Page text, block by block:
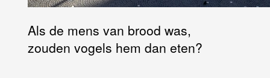
Als de mens van brood was,
zouden vogels hem dan eten?